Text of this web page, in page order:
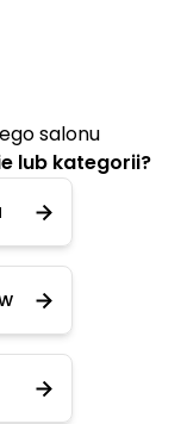
salonu
lub kategorii?